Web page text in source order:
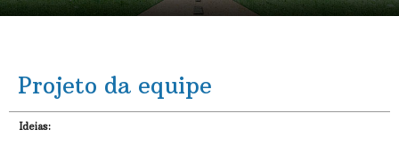
Projeto da equipe
Ideias: